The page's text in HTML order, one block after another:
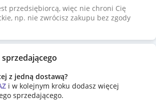
przedsiębiorcą, więc nie chroni Cię
np. nie zwrócisz zakupu bez zgody
sprzedającego
z jedną dostawą?
i w kolejnym kroku dodasz więcej
sprzedającego.